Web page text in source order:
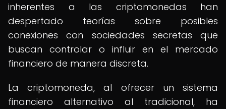
inherentes a las criptomonedas han
despertado teorías sobre posibles
conexiones con sociedades secretas que
buscan controlar o influir en el mercado
financiero de manera discreta.
La criptomoneda, al ofrecer un sistema
financiero alternativo al tradicional, ha